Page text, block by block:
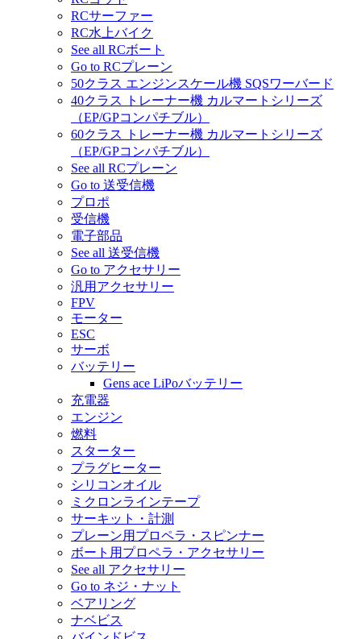
RCサーファー
RC水上バイク
See all RCボート
Go to RCプレーン
50クラス エンジンスケール機 SQSワーバード
40クラス トレーナー機 カルマートシリーズ
（EP/GPコンパチブル）
60クラス トレーナー機 カルマートシリーズ
（EP/GPコンパチブル）
See all RCプレーン
Go to 送受信機
プロポ
受信機
電子部品
See all 送受信機
Go to アクセサリー
汎用アクセサリー
FPV
モーター
ESC
サーボ
バッテリー
Gens ace LiPoバッテリー
充電器
エンジン
燃料
スターター
プラグヒーター
シリコンオイル
ミクロンラインテープ
サーキット・計測
プレーン用プロペラ・スピンナー
ボート用プロペラ・アクセサリー
See all アクセサリー
Go to ネジ・ナット
ベアリング
ナベビス